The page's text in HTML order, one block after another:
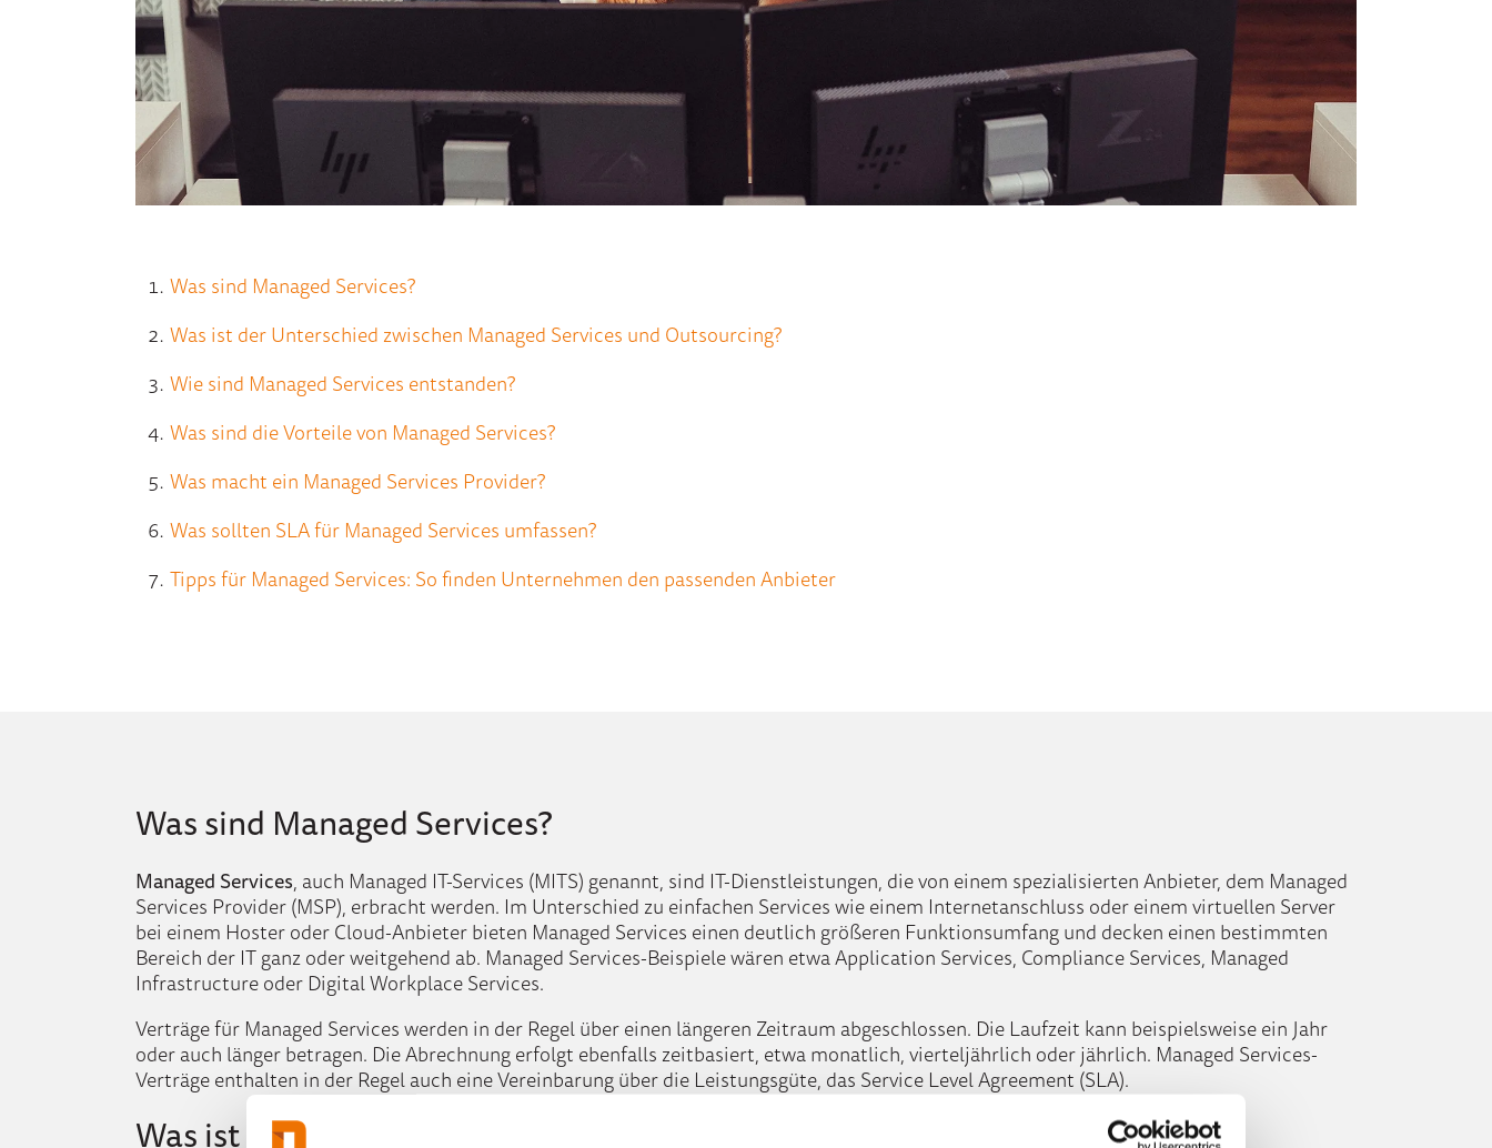
Was sind Managed Services?
Was ist der Unterschied zwischen Managed Services und Outsourcing?
Wie sind Managed Services entstanden?
Was sind die Vorteile von Managed Services?
Was macht ein Managed Services Provider?
Was sollten SLA für Managed Services umfassen?
Tipps für Managed Services: So finden Unternehmen den passenden Anbieter
Was sind Managed Services?
Managed Services, auch Managed IT-Services (MITS) genannt, sind IT-Dienstleistungen, die von einem spezialisierten Anbieter, dem Managed
Services Provider (MSP), erbracht werden. Im Unterschied zu einfachen Services wie einem Internetanschluss oder einem virtuellen Server
bei einem Hoster oder Cloud-Anbieter bieten Managed Services einen deutlich größeren Funktionsumfang und decken einen bestimmten
Bereich der IT ganz oder weitgehend ab. Managed Services-Beispiele wären etwa Application Services, Compliance Services, Managed
Infrastructure oder Digital Workplace Services.
Verträge für Managed Services werden in der Regel über einen längeren Zeitraum abgeschlossen. Die Laufzeit kann beispielsweise ein Jahr
oder auch länger betragen. Die Abrechnung erfolgt ebenfalls zeitbasiert, etwa monatlich, vierteljährlich oder jährlich. Managed Services-
Verträge enthalten in der Regel auch eine Vereinbarung über die Leistungsgüte, das Service Level Agreement (SLA).
Was ist der Unterschied zwischen Managed Services und Outsourcing?